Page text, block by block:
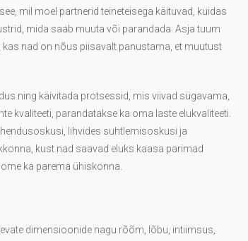
mil moel partnerid teineteisega käituvad, kuidas
mida saab muuta või parandada. Asja tuum
nad on nõus piisavalt panustama, et muutust
ning käivitada protsessid, mis viivad sügavama,
kvaliteeti, parandatakse ka oma laste elukvaliteeti.
lihvides suhtlemisoskusi ja
kust nad saavad eluks kaasa parimad
ka parema ühiskonna.
dimensioonide nagu rõõm, lõbu, intiimsus,